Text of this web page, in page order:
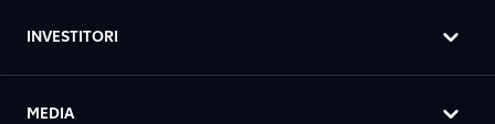
INVESTITORI
MEDIA